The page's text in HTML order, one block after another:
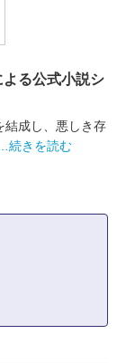
る公式小説シ
結成し、悪しき存
…続きを読む